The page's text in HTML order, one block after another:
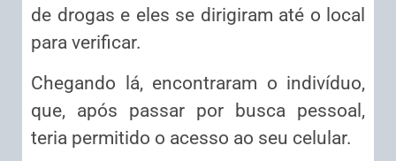
de drogas e eles se dirigiram até o local
para verificar.
Chegando lá, encontraram o indivíduo,
que, após passar por busca pessoal,
teria permitido o acesso ao seu celular.